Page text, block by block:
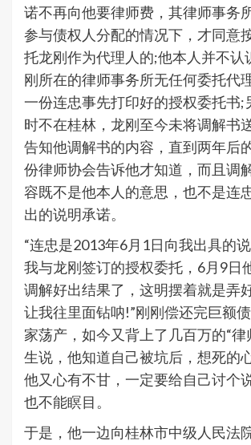
诺不再向他要律师费，其律师事务
参与债权人分配的情况下，才同意
托龙刚作为代理人的;他本人并不认
刚所在的律师事务所无任何委托代
一份连忠事先打印好的授权委托书;
时不在桂林，龙刚至今未将调解书
告知他调解书的内容，直到两年后
份律师协会告诉他才知道，而且调
容既不是他本人的意思，也不是连
出的说明承诺。
“连忠是2013年6月1日向我出具的
我与龙刚签订的授权委托，6月9日
调解好出结果了，这明摆着就是弄
让我往里面钻呐!”刚刚偿还完巨额
家荡产，如今又背上了几百万的“律
生说，他知道自己被坑后，想死的
他又心有不甘，一定要给自己讨个
也不能瞑目。
于是，他一边向桂林市中级人民法